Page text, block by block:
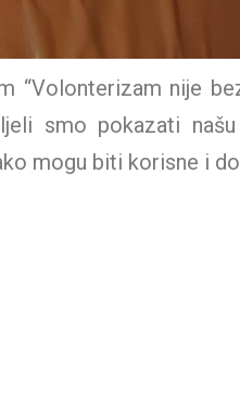
“Volonterizam nije
smo pokazati našu
mogu biti korisne i